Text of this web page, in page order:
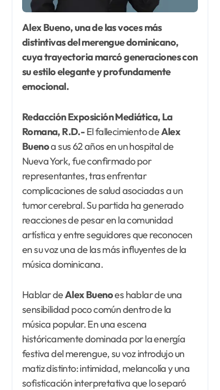
Alex Bueno, una de las voces más
distintivas del merengue dominicano,
cuya trayectoria marcó generaciones con
su estilo elegante y profundamente
emocional.
Redacción Exposición Mediática, La
Romana, R.D.-El fallecimiento deAlex
Buenoa sus 62 años en un hospital de
Nueva York, fue confirmado por
representantes, tras enfrentar
complicaciones de salud asociadas a un
tumor cerebral. Su partida ha generado
reacciones de pesar en la comunidad
artística y entre seguidores que reconocen
en su voz una de las más influyentes de la
música dominicana.
Hablar deAlex Buenoes hablar de una
sensibilidad poco común dentro de la
música popular. En una escena
históricamente dominada por la energía
festiva del merengue, su voz introdujo un
matiz distinto: intimidad, melancolía y una
sofisticación interpretativa que lo separó